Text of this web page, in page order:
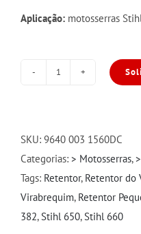
Aplicação: motosserras
15x22x4
Peq.
ST
066/361/382/650/
quantidade
SKU: 9640 003 1560DC
Categorias: > Motosserras,
Tags: Retentor, Retentor do
Virabrequim, Retentor
382,Stihl 650,Stihl 660